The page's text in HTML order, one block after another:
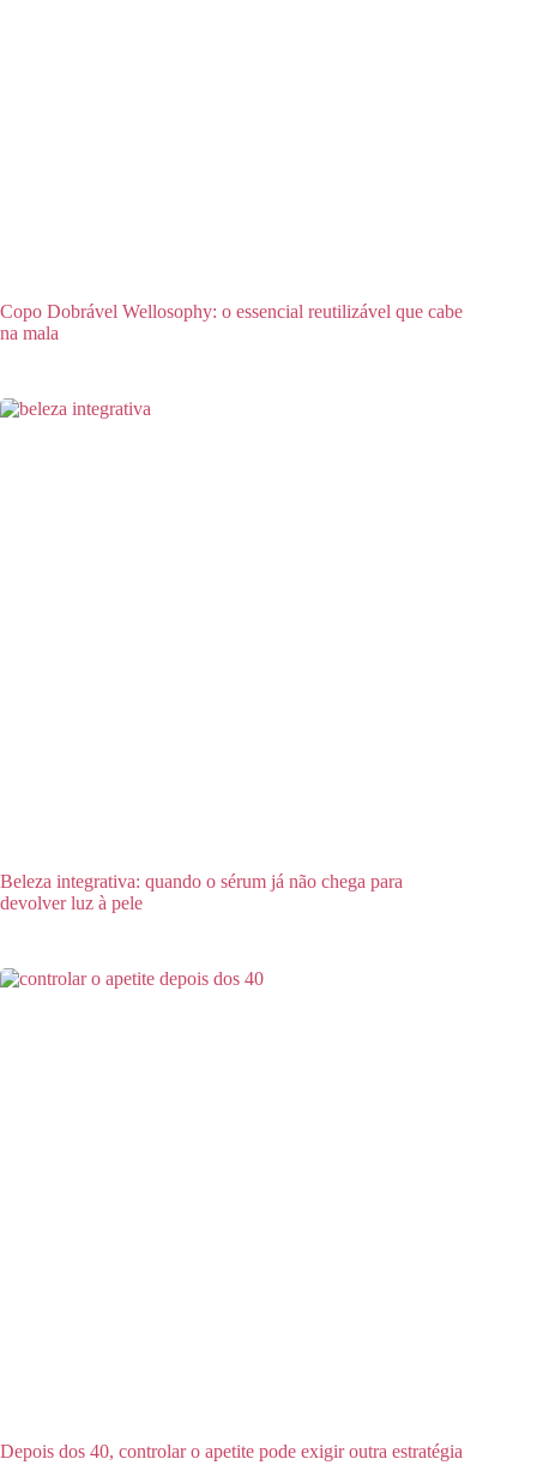
Copo Dobrável Wellosophy: o essencial reutilizável que cabe
na mala
Beleza integrativa: quando o sérum já não chega para
devolver luz à pele
Depois dos 40, controlar o apetite pode exigir outra estratégia